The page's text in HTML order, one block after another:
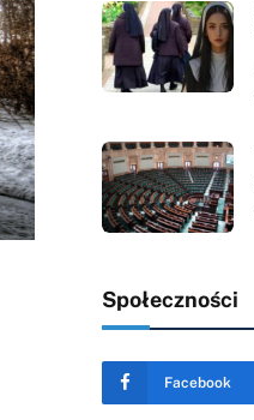
Społeczności
Facebook